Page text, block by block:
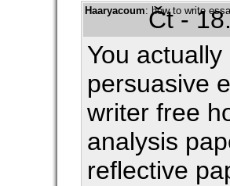
Haaryacoum: how to write
Čt -
You
persuasive
writer free
analysis
reflective